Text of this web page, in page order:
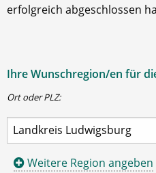
erfolgreich abgeschlossen
Ihre Wunschregion/en für
Ort oder PLZ:
Weitere Region angeben